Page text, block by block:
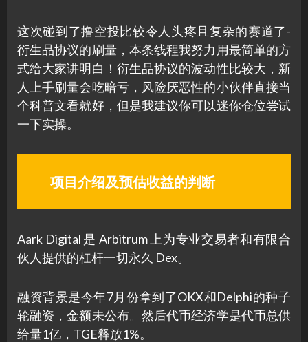
这次碰到了撸空投比较令人头疼且复杂的赛道了-
衍生品协议的刷量，本条线程我努力用最简单的方
式给大家讲明白！衍生品协议的波动性比较大，新
人上手刷量会吃暗亏，风险厌恶性的小伙伴直接当
个科普文看就好，但是我建议你可以迷你仓位尝试
一下实操。
项目介绍及预估收益的判断
Aark Digital 是 Arbitrum 上为专业交易者和有限合
伙人提供的杠杆一切永久 Dex。
融资背景是今年7月份拿到了OKX和Delphi的种子
轮融资，金额未公布。然后代币经济学是代币总供
给量1亿，TGE释放1%。